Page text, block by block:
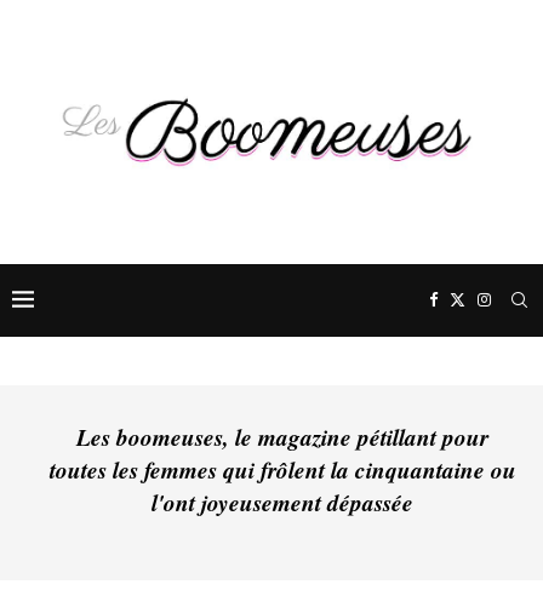
Les boomeuses, le magazine pétillant pour
toutes les femmes qui frôlent la cinquantaine ou
l'ont joyeusement dépassée